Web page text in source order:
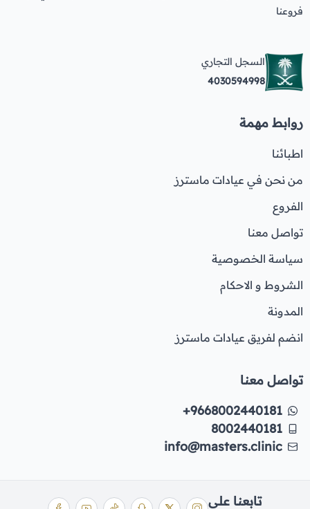
فروعنا
السجل التجاري
4030594998
روابط مهمة
اطبائنا
من نحن في عيادات ماسترز
الفروع
تواصل معنا
سياسة الخصوصية
الشروط و الاحكام
المدونة
انضم لفريق عيادات ماسترز
تواصل معنا
+9668002440181
8002440181
info@masters.clinic
تابعنا على